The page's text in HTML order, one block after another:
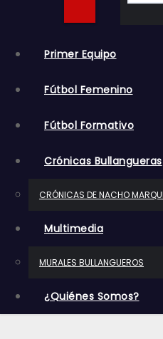
Primer Equipo
Fútbol Femenino
Fútbol Formativo
Crónicas Bullangueras
CRÓNICAS DE NACHO
Multimedia
MURALES BULLANGUEROS
¿Quiénes Somos?